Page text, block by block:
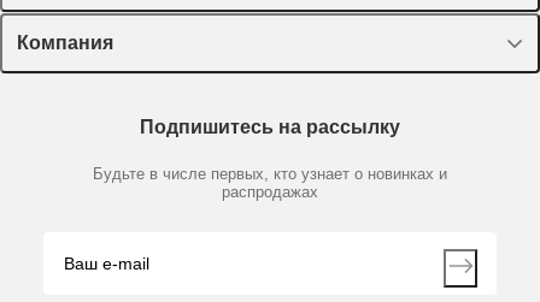
Оборудование, приборы
Пластик, стекло, принадлежности
Химические реактивы, препараты, наборы
Производители
Лекторий Диаэм
Доставка и оплата
Мобильное приложение
Компания
Партнеры
Контакты
Подпишитесь на рассылку
Будьте в числе первых, кто узнает о новинках и
распродажах